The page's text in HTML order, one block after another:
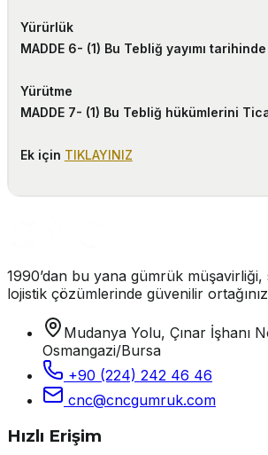
Yürürlük
MADDE 6- (1) Bu Tebliğ yayımı
Yürütme
MADDE 7- (1) Bu Tebliğ hükümlerini
Ek için TIKLAYINIZ
1990’dan bu yana gümrük müşavirliği,
lojistik çözümlerinde güvenilir
Mudanya Yolu, Çınar İşhanı
Osmangazi/Bursa
+90 (224) 242 46 46
cnc@cncgumruk.com
Hızlı Erişim